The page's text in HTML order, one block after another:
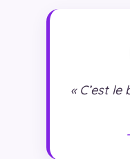
« C’est